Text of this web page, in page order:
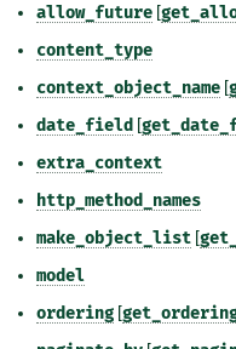
allow_future [
content_type
context_object_name [
date_field [
extra_context
http_method_names
make_object_list [
model
ordering [